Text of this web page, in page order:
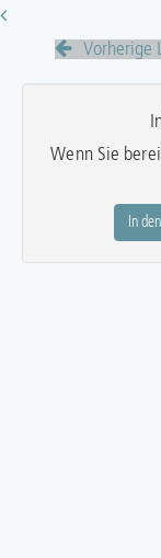
Vorherige
Wenn Sie
In